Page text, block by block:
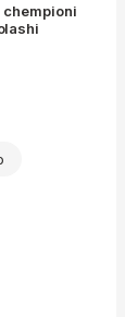
chempioni